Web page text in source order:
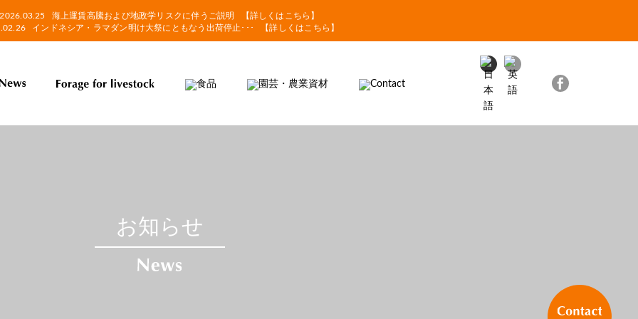
2026.03.25 海上運賃高騰および地政学リスクに伴うご説明
【詳しくはこちら】
インドネシア・ラマダン明け大祭にともなう出荷停止･･･ 【詳しくはこちら】
お知らせ